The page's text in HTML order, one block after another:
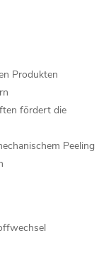
Produkten
fördert die
Peeling